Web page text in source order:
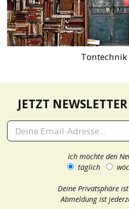
Tontechnik
JETZT
Ich möchte den
täglich
Deine Privatsphäre
Abmeldung ist